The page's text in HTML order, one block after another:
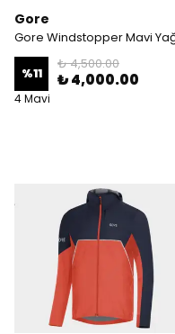
Gore
%11
₺ 4,500.00
₺ 4,000.00
4 Mavi